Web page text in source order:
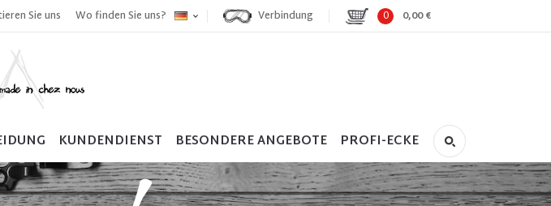
Sie uns Wo finden Sie uns? Verbindung 0 0,00 €
KUNDENDIENST BESONDERE ANGEBOTE PROFI-ECKE